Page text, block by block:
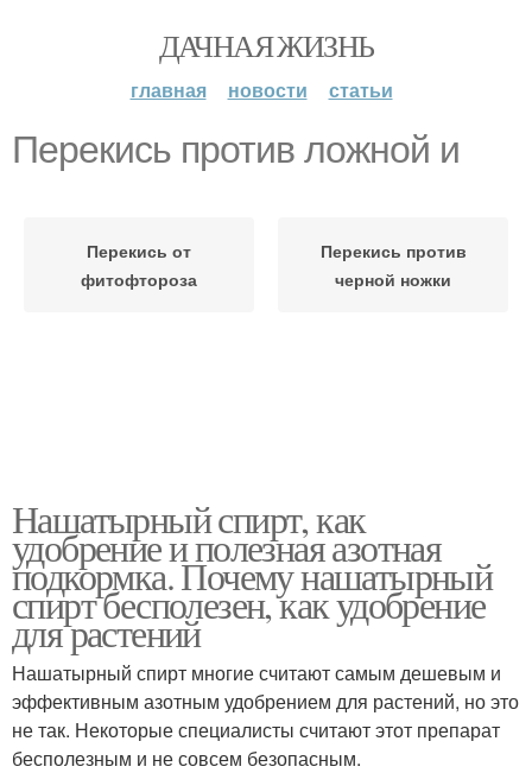
ДАЧНАЯ ЖИЗНЬ
главная новости статьи
Перекись против ложной и
Перекись от
фитофтороза
Перекись против
черной ножки
Нашатырный спирт, как
удобрение и полезная азотная
подкормка. Почему нашатырный
спирт бесполезен, как удобрение
для растений
Нашатырный спирт многие считают самым дешевым и
эффективным азотным удобрением для растений, но это
не так. Некоторые специалисты считают этот препарат
бесполезным и не совсем безопасным.